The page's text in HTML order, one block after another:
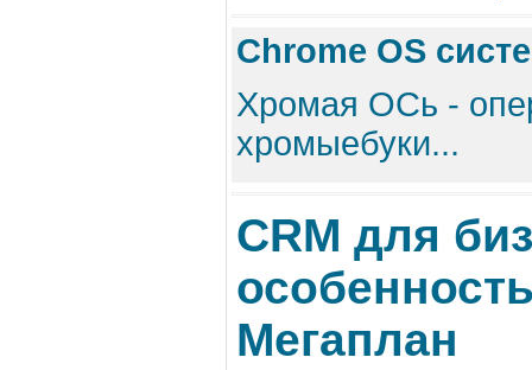
Chrome OS
Хромая ОСь -
хромыебуки...
CRM для
Мегаплан